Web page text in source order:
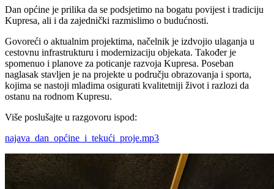
Dan općine je prilika da se podsjetimo na bogatu povijest i tradiciju
Kupresa, ali i da zajednički razmislimo o budućnosti.
Govoreći o aktualnim projektima, načelnik je izdvojio ulaganja u
cestovnu infrastrukturu i modernizaciju objekata. Također je
spomenuo i planove za poticanje razvoja Kupresa. Poseban
naglasak stavljen je na projekte u području obrazovanja i sporta,
kojima se nastoji mladima osigurati kvalitetniji život i razlozi da
ostanu na rodnom Kupresu.
Više poslušajte u razgovoru ispod:
najava_dan_općine_i_tekući_proje.mp3